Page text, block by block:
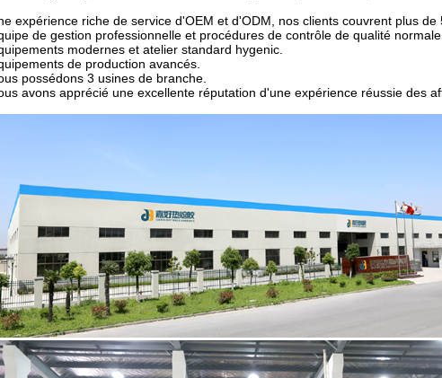
expérience riche de service d'OEM et d'ODM, nos clients couvrent plus de
de gestion professionnelle et procédures de contrôle de qualité normale.
modernes et atelier standard hygenic.
de production avancés.
possédons 3 usines de branche.
avons apprécié une excellente réputation d'une expérience réussie des